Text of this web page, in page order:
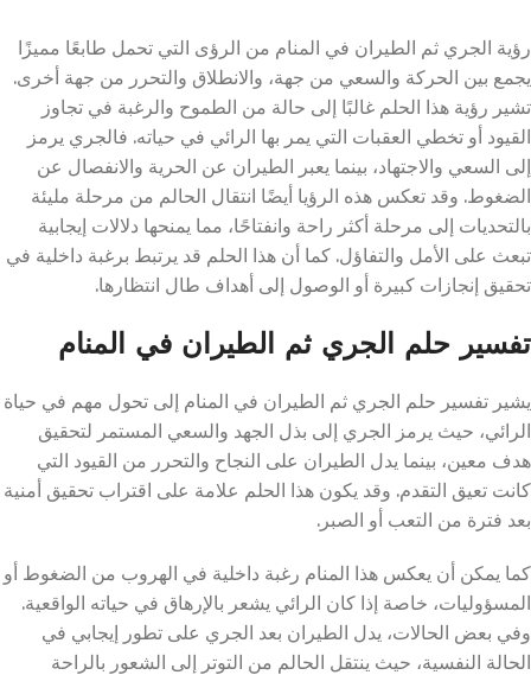
رؤية الجري ثم الطيران في المنام من الرؤى التي تحمل طابعًا مميزًا
يجمع بين الحركة والسعي من جهة، والانطلاق والتحرر من جهة أخرى.
تشير رؤية هذا الحلم غالبًا إلى حالة من الطموح والرغبة في تجاوز
القيود أو تخطي العقبات التي يمر بها الرائي في حياته. فالجري يرمز
إلى السعي والاجتهاد، بينما يعبر الطيران عن الحرية والانفصال عن
الضغوط. وقد تعكس هذه الرؤيا أيضًا انتقال الحالم من مرحلة مليئة
بالتحديات إلى مرحلة أكثر راحة وانفتاحًا، مما يمنحها دلالات إيجابية
تبعث على الأمل والتفاؤل. كما أن هذا الحلم قد يرتبط برغبة داخلية في
تحقيق إنجازات كبيرة أو الوصول إلى أهداف طال انتظارها.
تفسير حلم الجري ثم الطيران في المنام
يشير تفسير حلم الجري ثم الطيران في المنام إلى تحول مهم في حياة
الرائي، حيث يرمز الجري إلى بذل الجهد والسعي المستمر لتحقيق
هدف معين، بينما يدل الطيران على النجاح والتحرر من القيود التي
كانت تعيق التقدم. وقد يكون هذا الحلم علامة على اقتراب تحقيق أمنية
بعد فترة من التعب أو الصبر.
كما يمكن أن يعكس هذا المنام رغبة داخلية في الهروب من الضغوط أو
المسؤوليات، خاصة إذا كان الرائي يشعر بالإرهاق في حياته الواقعية.
وفي بعض الحالات، يدل الطيران بعد الجري على تطور إيجابي في
الحالة النفسية، حيث ينتقل الحالم من التوتر إلى الشعور بالراحة